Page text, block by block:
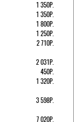
1 350Р.
1 350Р.
1 800Р.
1 250Р.
2 710Р.
2 031Р.
450Р.
1 320Р.
3 598Р.
7 020Р.